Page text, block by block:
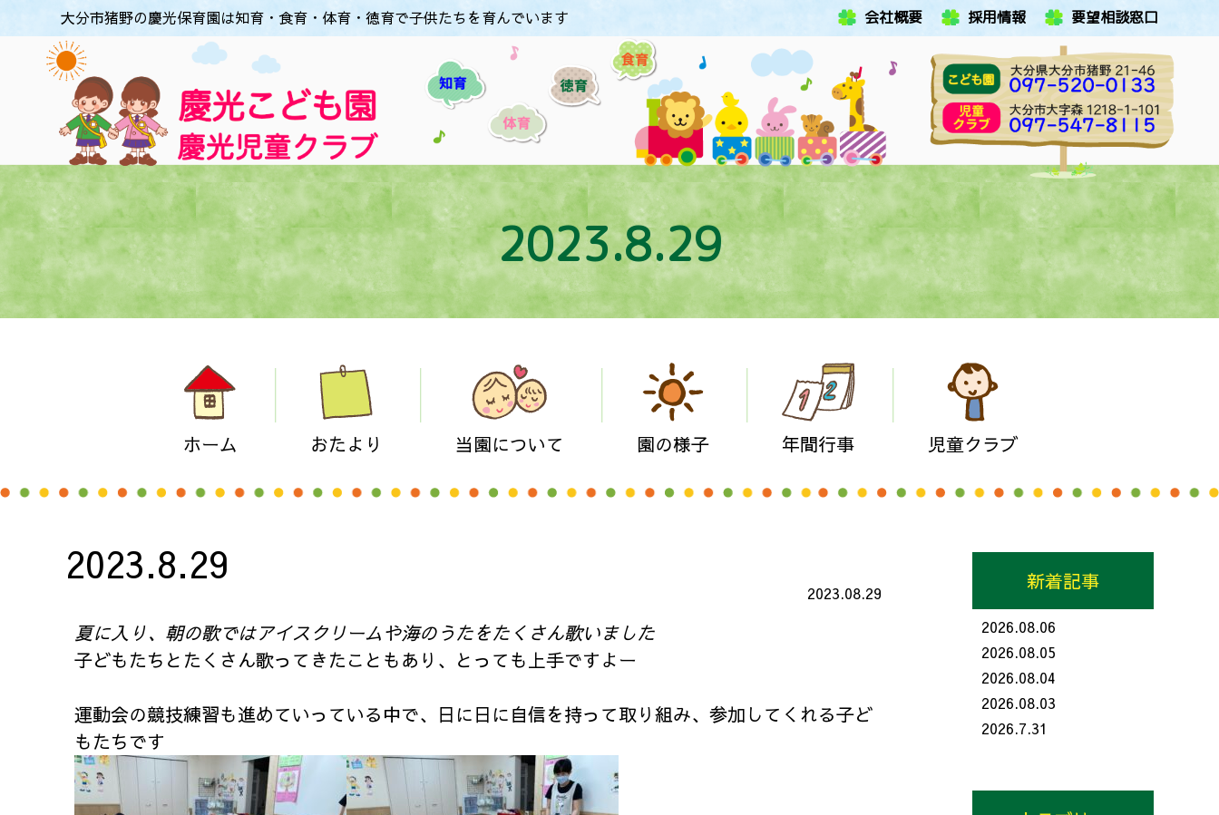
大分市猪野の慶光保育園は知育・食育・体育・徳育で子供たちを育んでいます 会社概要 採用情報 要望相談窓口
2023.8.29
ホーム おたより 当園について 園の様子 年間行事 児童クラブ
2023.8.29
2023.08.29
夏に入り、朝の歌ではアイスクリームや海のうたをたくさん歌いました
子どもたちとたくさん歌ってきたこともあり、とっても上手ですよー
運動会の競技練習も進めていっている中で、日に日に自信を持って取り組み、参加してくれる子ど
もたちです
新着記事
2026.08.06
2026.08.05
2026.08.04
2026.08.03
2026.7.31